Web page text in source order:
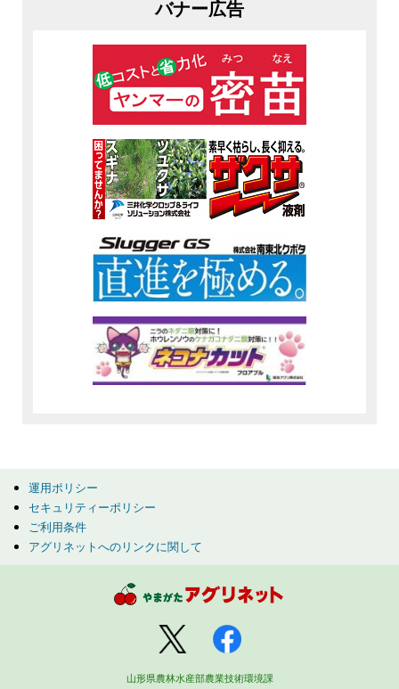
バナー広告
運用ポリシー
セキュリティーポリシー
ご利用条件
アグリネットへのリンクに関して
山形県農林水産部農業技術環境課